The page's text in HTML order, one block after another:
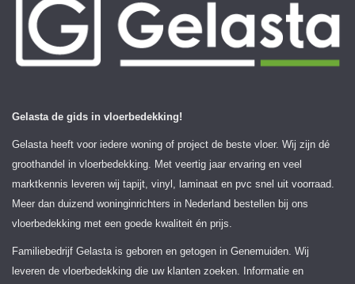
Gelasta de gids in vloerbedekking!
Gelasta heeft voor iedere woning of project de beste vloer. Wij zijn dé
groothandel in vloerbedekking. Met veertig jaar ervaring en veel
marktkennis leveren wij tapijt, vinyl, laminaat en pvc snel uit voorraad.
Meer dan duizend woninginrichters in Nederland bestellen bij ons
vloerbedekking met een goede kwaliteit én prijs.
Familiebedrijf Gelasta is geboren en getogen in Genemuiden. Wij
leveren de vloerbedekking die uw klanten zoeken. Informatie en